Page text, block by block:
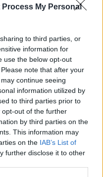
Process My Personal
to third parties, or
information for
use the below opt-out
note that after your
continue seeing
information utilized by
to third parties prior to
out of the further
by third parties on the
This information may
on the IAB’s List of
further disclose it to other
#ANIKÓ #SHOW
#BARÁTSÁG